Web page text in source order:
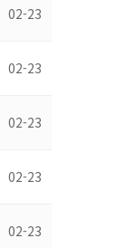
02-23
02-23
02-23
02-23
02-23